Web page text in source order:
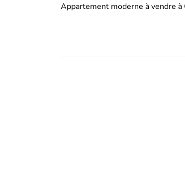
Appartement moderne à vendre